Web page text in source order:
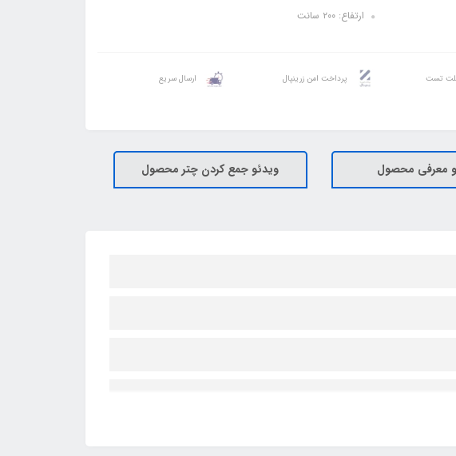
ارتفاع: ۲۰۰ سانت
پرداخت امن زرینپال ارسال سریع
معرفی محصول ویدئو جمع کردن چتر محصول